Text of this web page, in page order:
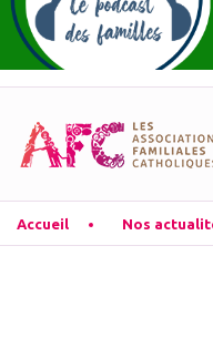
Accueil Nos